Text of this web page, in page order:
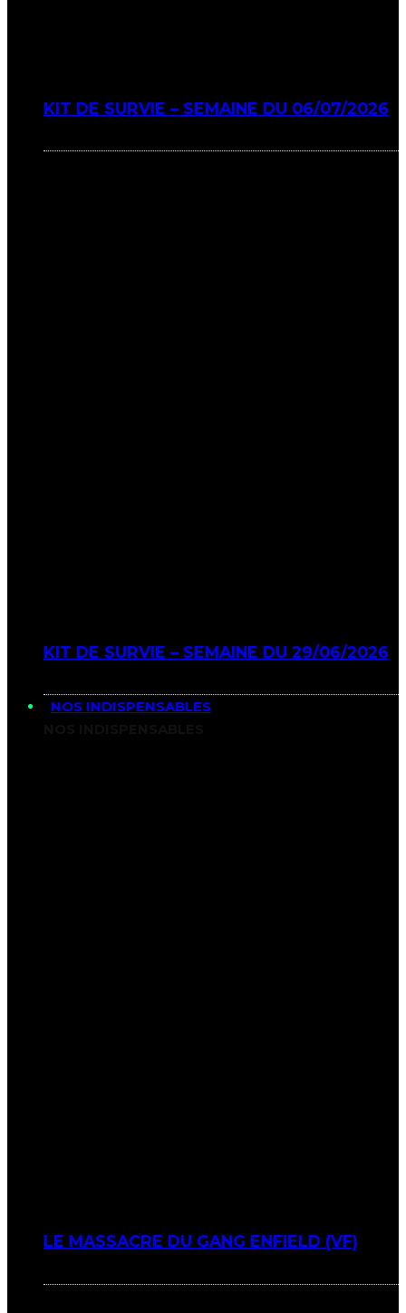
KIT DE SURVIE – SEMAINE DU 06/07/2026
KIT DE SURVIE – SEMAINE DU 29/06/2026
NOS INDISPENSABLES
LE MASSACRE DU GANG ENFIELD (VF)